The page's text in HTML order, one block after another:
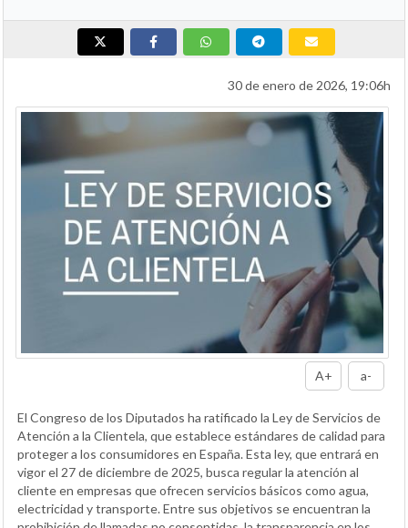
30 de enero de 2026, 19:06h
A+ a-
El Congreso de los Diputados ha ratificado la Ley de Servicios de
Atención a la Clientela, que establece estándares de calidad para
proteger a los consumidores en España. Esta ley, que entrará en
vigor el 27 de diciembre de 2025, busca regular la atención al
cliente en empresas que ofrecen servicios básicos como agua,
electricidad y transporte. Entre sus objetivos se encuentran la